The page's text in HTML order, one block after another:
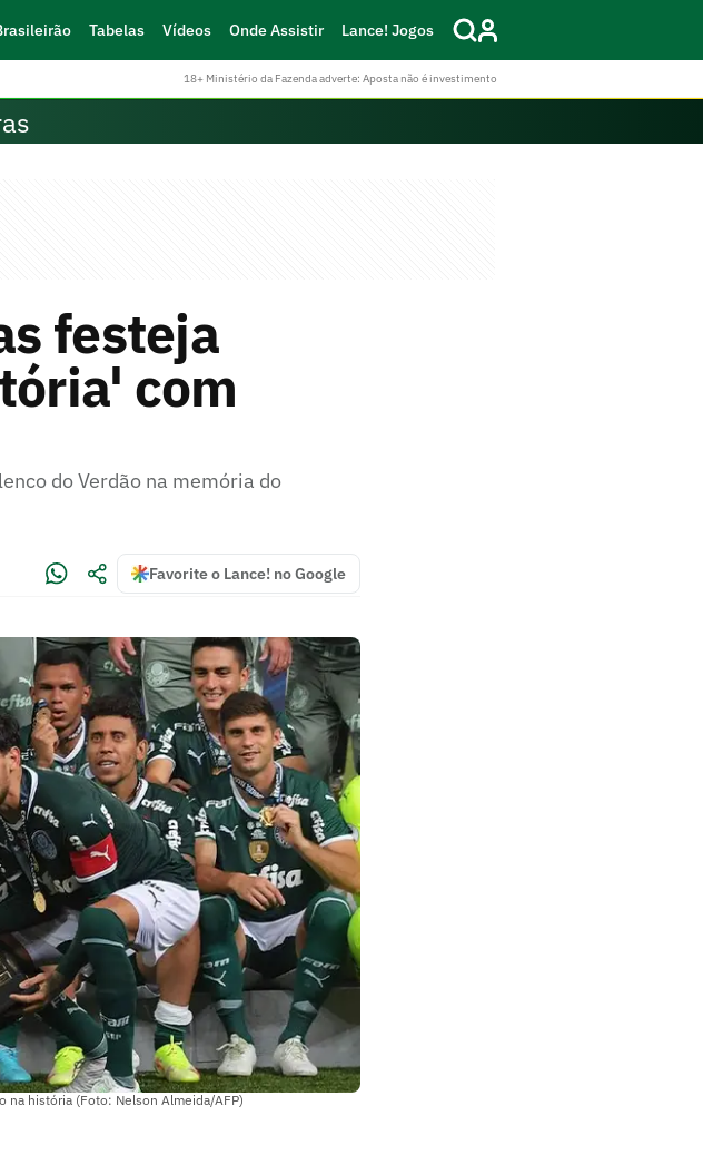
Tabelas Vídeos Onde Assistir Lance! Jogos
18+ Ministério da Fazenda adverte: Aposta não é investimento
festeja
com
do Verdão na memória do
Favorite o Lance! no Google
na história (Foto: Nelson Almeida/AFP)